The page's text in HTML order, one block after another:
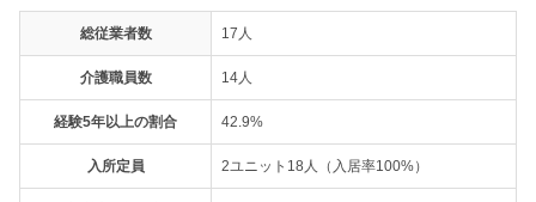
総従業者数 17人
介護職員数 14人
経験5年以上の割合 42.9%
入所定員 2ユニット18人（入居率100%）